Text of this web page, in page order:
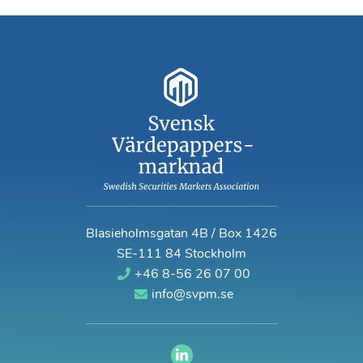
Blasieholmsgatan 4B / Box 1426
SE-111 84 Stockholm
+46 8-56 26 07 00
info@svpm.se